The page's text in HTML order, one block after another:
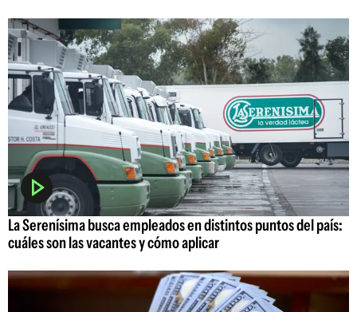
La Serenísima busca empleados en distintos puntos del país:
cuáles son las vacantes y cómo aplicar